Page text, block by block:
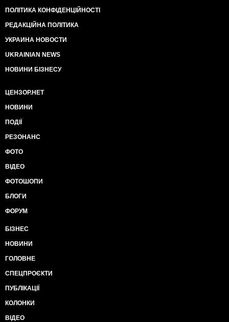
ПОЛІТИКА КОНФІДЕНЦІЙНОСТІ
РЕДАКЦІЙНА ПОЛІТИКА
УКРАИНА НОВОСТИ
UKRAINIAN NEWS
НОВИНИ БІЗНЕСУ
ЦЕНЗОР.НЕТ
НОВИНИ
ПОДІЇ
РЕЗОНАНС
ФОТО
ВІДЕО
ФОТОШОПИ
БЛОГИ
ФОРУМ
БІЗНЕС
НОВИНИ
ГОЛОВНЕ
СПЕЦПРОЄКТИ
ПУБЛІКАЦІЇ
КОЛОНКИ
ВІДЕО